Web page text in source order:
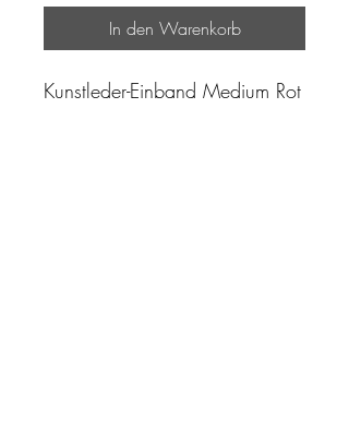
In den Warenkorb
Kunstleder-Einband Medium Rot